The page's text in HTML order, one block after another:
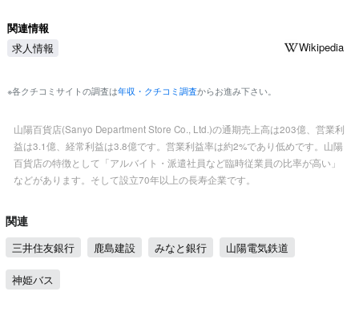
関連情報
求人情報
Wikipedia
※各クチコミサイトの調査は年収・クチコミ調査からお進み下さい。
山陽百貨店(Sanyo Department Store Co., Ltd.)の通期売上高は203億、営業利
益は3.1億、経常利益は3.8億です。営業利益率は約2%であり低めです。山陽
百貨店の特徴として「アルバイト・派遣社員など臨時従業員の比率が高い」
などがあります。そして設立70年以上の長寿企業です。
関連
三井住友銀行 鹿島建設 みなと銀行 山陽電気鉄道
神姫バス